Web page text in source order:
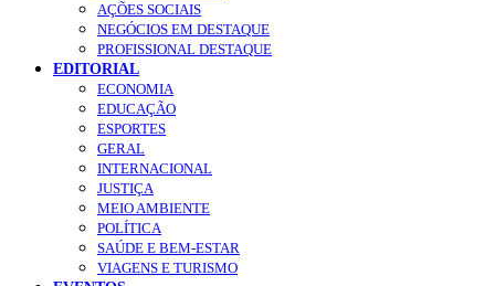
AÇÕES SOCIAIS
NEGÓCIOS EM DESTAQUE
PROFISSIONAL DESTAQUE
EDITORIAL
ECONOMIA
EDUCAÇÃO
ESPORTES
GERAL
INTERNACIONAL
JUSTIÇA
MEIO AMBIENTE
POLÍTICA
SAÚDE E BEM-ESTAR
VIAGENS E TURISMO